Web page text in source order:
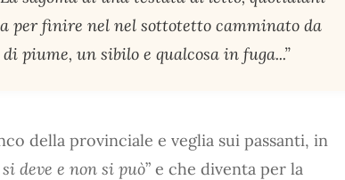
per finire nel nel sottotetto camminato da
piume, un sibilo e qualcosa in fuga...”
della provinciale e veglia sui passanti, in
deve e non si può” e che diventa per la